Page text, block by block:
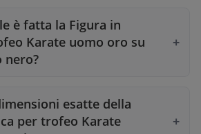
è fatta la Figura in
Karate uomo oro su
nero?
esatte della
per trofeo Karate